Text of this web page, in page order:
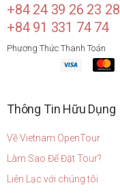
+84 24 39 26 23 28
+84 91 331 74 74
Phương Thức Thanh Toán
Thông Tin Hữu Dụng
Về Vietnam OpenTour
Làm Sao Để Đặt Tour?
Liên Lạc với chúng tôi